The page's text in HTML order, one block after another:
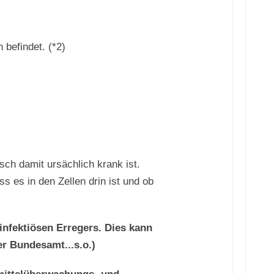
befindet. (*2)
damit ursächlich krank ist.
es in den Zellen drin ist und ob
Erregers. Dies kann
Bundesamt...s.o.)